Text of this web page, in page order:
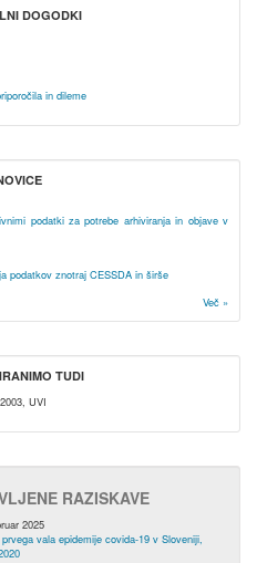
DOGODKI
in dileme
podatki za potrebe arhiviranja in objave v
podatkov znotraj CESSDA in širše
Več »
TUDI
UVI
RAZISKAVE
2025
vala epidemije covida-19 v Sloveniji,